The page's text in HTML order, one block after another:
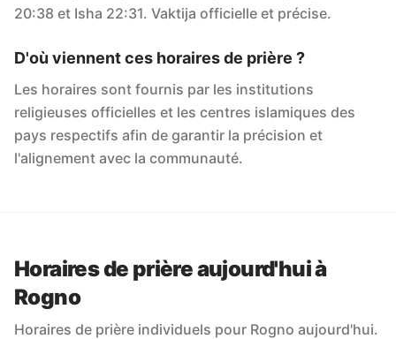
20:38 et Isha 22:31. Vaktija officielle et précise.
D'où viennent ces horaires de prière ?
Les horaires sont fournis par les institutions
religieuses officielles et les centres islamiques des
pays respectifs afin de garantir la précision et
l'alignement avec la communauté.
Horaires de prière aujourd'hui à
Rogno
Horaires de prière individuels pour Rogno aujourd'hui.